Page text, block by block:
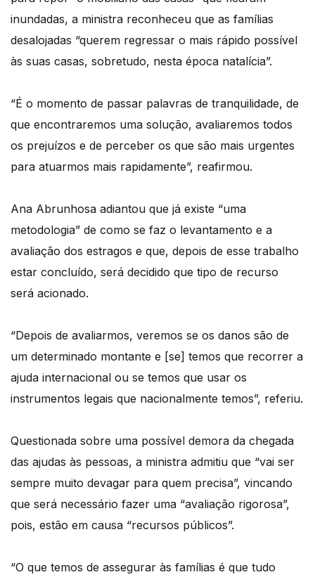
inundadas, a ministra reconheceu que as famílias
desalojadas “querem regressar o mais rápido possível
às suas casas, sobretudo, nesta época natalícia”.
“É o momento de passar palavras de tranquilidade, de
que encontraremos uma solução, avaliaremos todos
os prejuízos e de perceber os que são mais urgentes
para atuarmos mais rapidamente”, reafirmou.
Ana Abrunhosa adiantou que já existe “uma
metodologia” de como se faz o levantamento e a
avaliação dos estragos e que, depois de esse trabalho
estar concluído, será decidido que tipo de recurso
será acionado.
“Depois de avaliarmos, veremos se os danos são de
um determinado montante e [se] temos que recorrer a
ajuda internacional ou se temos que usar os
instrumentos legais que nacionalmente temos”, referiu.
Questionada sobre uma possível demora da chegada
das ajudas às pessoas, a ministra admitiu que “vai ser
sempre muito devagar para quem precisa”, vincando
que será necessário fazer uma “avaliação rigorosa”,
pois, estão em causa “recursos públicos”.
“O que temos de assegurar às famílias é que tudo